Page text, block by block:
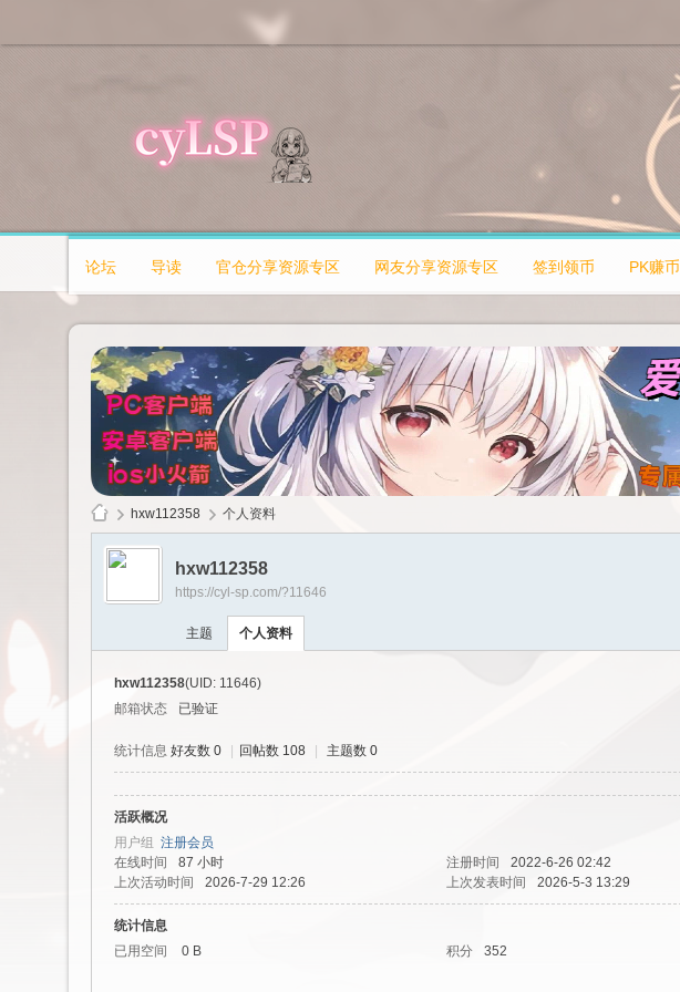
论坛 导读 官仓分享资源专区 网友分享资源专区 签到领币 PK赚币
hxw112358 个人资料
hxw112358
https://cyl-sp.com/?11646
主题 个人资料
hxw112358(UID: 11646)
邮箱状态
已验证
统计信息 好友数 0 回帖数 108 主题数 0
活跃概况
用户组 注册会员
在线时间
87 小时 注册时间 2022-6-26 02:42
上次活动时间
2026-7-29 12:26 上次发表时间 2026-5-3 13:29
统计信息
已用空间
0 B 积分 352